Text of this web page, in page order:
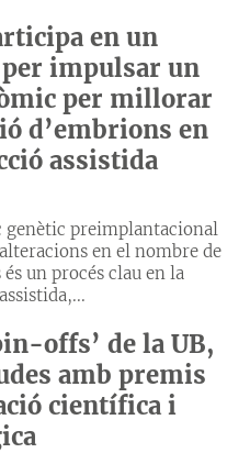
en un
impulsar un
per millorar
d’embrions en
assistida
genètic preimplantacional
en el nombre de
un procés clau en la
offs’ de la UB,
amb premis
científica i